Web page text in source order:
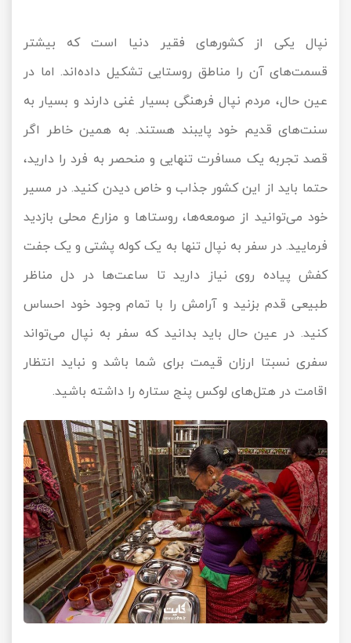
نپال یکی از کشورهای فقیر دنیا است که بیشتر
قسمت‌های آن را مناطق روستایی تشکیل داده‌اند. اما در
عین حال، مردم نپال فرهنگی بسیار غنی دارند و بسیار به
سنت‌های قدیم خود پایبند هستند. به همین خاطر اگر
قصد تجربه یک مسافرت تنهایی و منحصر به فرد را دارید،
حتما باید از این کشور جذاب و خاص دیدن کنید. در مسیر
خود می‌توانید از صومعه‌ها، روستاها و مزارع محلی بازدید
فرمایید. در سفر به نپال تنها به یک کوله پشتی و یک جفت
کفش پیاده روی نیاز دارید تا ساعت‌ها در دل مناظر
طبیعی قدم بزنید و آرامش را با تمام وجود خود احساس
کنید. در عین حال باید بدانید که سفر به نپال می‌تواند
سفری نسبتا ارزان قیمت برای شما باشد و نباید انتظار
اقامت در هتل‌های لوکس پنج ستاره را داشته باشید.